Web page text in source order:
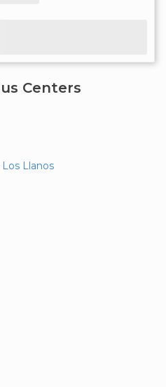
Centers
Llanos